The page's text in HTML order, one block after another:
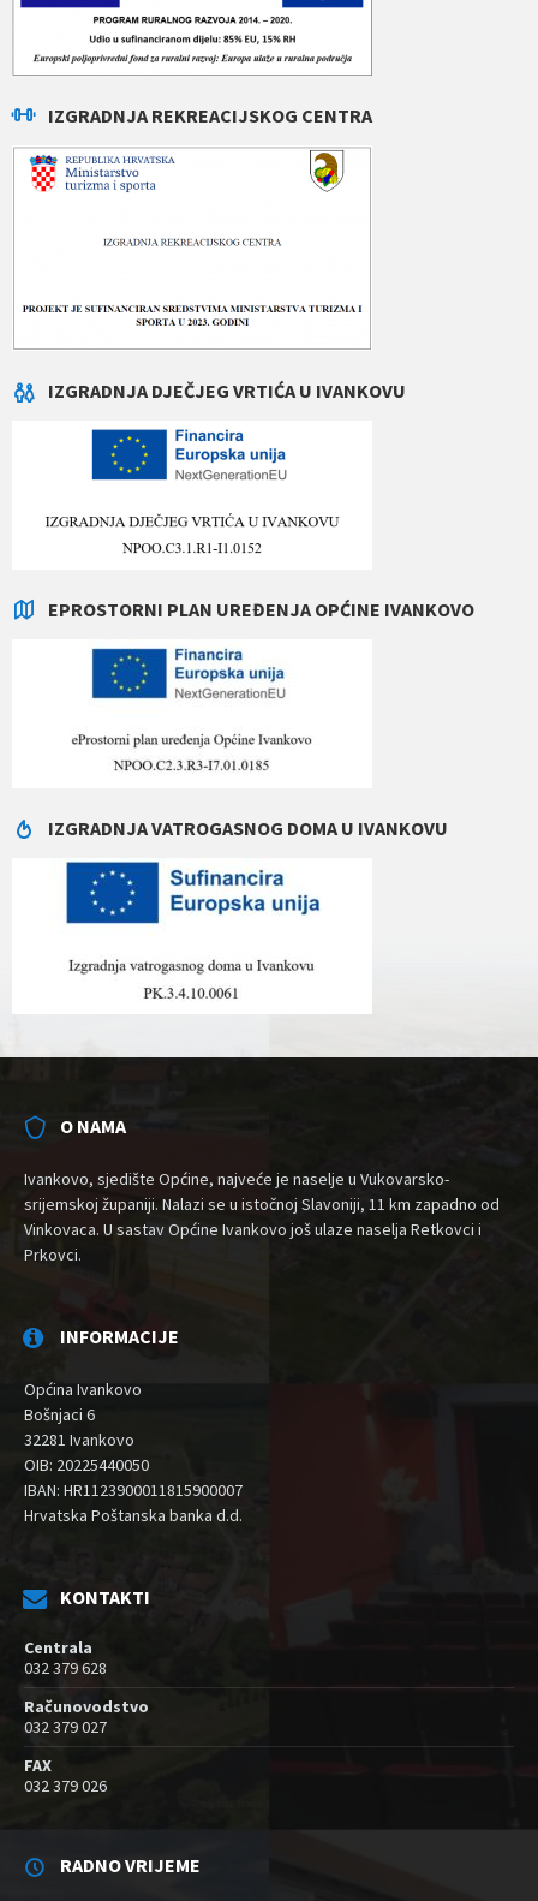
IZGRADNJA REKREACIJSKOG CENTRA
IZGRADNJA DJEČJEG VRTIĆA U IVANKOVU
EPROSTORNI PLAN UREĐENJA OPĆINE IVANKOVO
IZGRADNJA VATROGASNOG DOMA U IVANKOVU
O NAMA
Ivankovo, sjedište Općine, najveće je naselje u Vukovarsko-
srijemskoj županiji. Nalazi se u istočnoj Slavoniji, 11 km zapadno od
Vinkovaca. U sastav Općine Ivankovo još ulaze naselja Retkovci i
Prkovci.
INFORMACIJE
Općina Ivankovo
Bošnjaci 6
32281 Ivankovo
OIB: 20225440050
IBAN: HR1123900011815900007
Hrvatska Poštanska banka d.d.
KONTAKTI
Centrala
032 379 628
Računovodstvo
032 379 027
FAX
032 379 026
RADNO VRIJEME